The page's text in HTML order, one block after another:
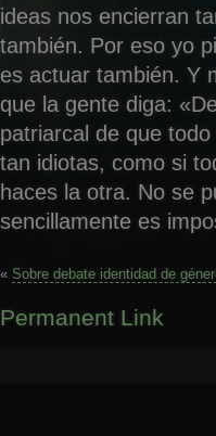
ideas nos encierran
también. Por eso yo
es actuar también. Y
que la gente diga:
patriarcal de que
tan idiotas, como si
haces la otra. No se
sencillamente es
« Sobre debate identidad de
Permanent Link